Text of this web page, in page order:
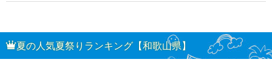
夏の人気夏祭りランキング【和歌山県】